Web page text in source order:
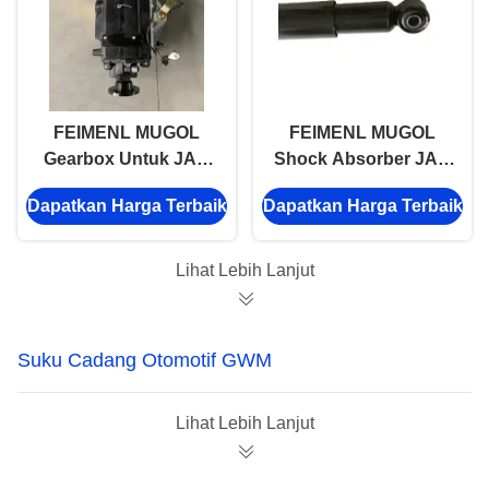
FEIMENL MUGOL
Gearbox Untuk JAC
5T28 CY4102 JAC
suku cadang
Dapatkan Harga Terbaik
FEIMENL MUGOL
Shock Absorber JAC
suku cadang untuk
JAC 1020 2905010D2
Dapatkan Harga Terbaik
Lihat Lebih Lanjut
Suku Cadang Otomotif GWM
Lihat Lebih Lanjut